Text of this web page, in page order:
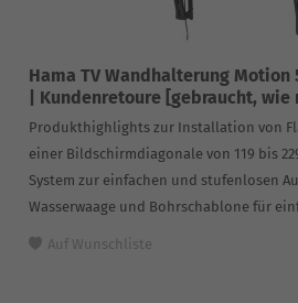
Hama TV Wandhalterung Motion
| Kundenretoure [gebraucht, wie
Produkthighlights zur Installation von
einer Bildschirmdiagonale von 119 bis
System zur einfachen und stufenlosen
Wasserwaage und Bohrschablone für
Auf Wunschliste